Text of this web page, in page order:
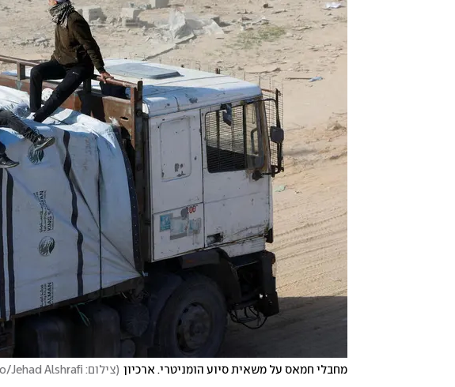
מחבלי חמאס על משאית סיוע הומניטרי. ארכיון (צילום: AP Photo/Jehad Alshrafi